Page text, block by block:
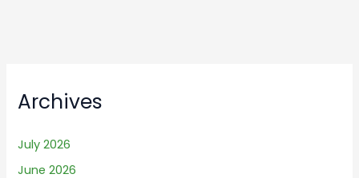
Archives
July 2026
June 2026